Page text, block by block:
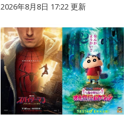
2026年8月8日 17:22更新